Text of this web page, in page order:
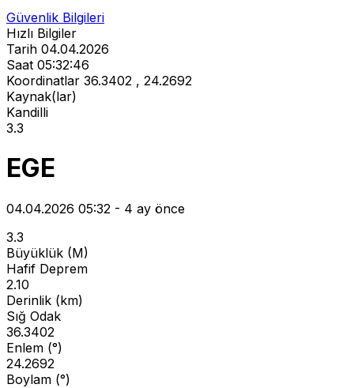
Güvenlik Bilgileri
Hızlı Bilgiler
Tarih 04.04.2026
Saat 05:32:46
Koordinatlar 36.3402 , 24.2692
Kaynak(lar)
Kandilli
3.3
EGE
04.04.2026 05:32 - 4 ay önce
3.3
Büyüklük (M)
Hafif Deprem
2.10
Derinlik (km)
Sığ Odak
36.3402
Enlem (°)
24.2692
Boylam (°)